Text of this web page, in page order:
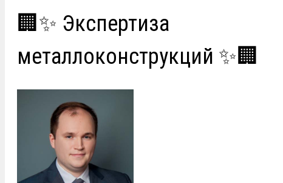
🏢✨ Экспертиза
металлоконструкций ✨🏢